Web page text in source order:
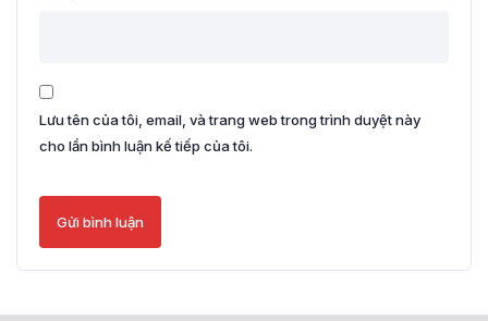
Lưu tên của tôi, email, và trang web trong trình duyệt này
cho lần bình luận kế tiếp của tôi.